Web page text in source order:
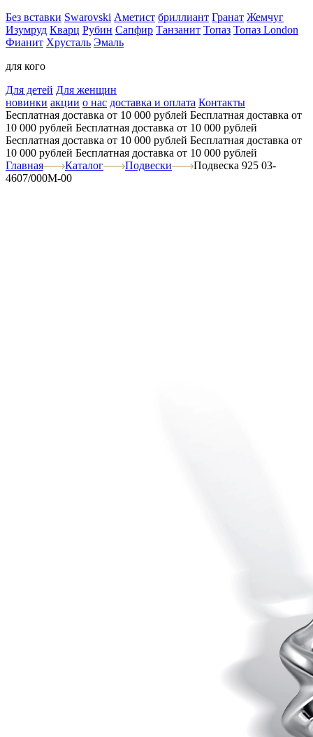
Без вставки Swarovski Аметист бриллиант Гранат Жемчуг
Изумруд Кварц Рубин Сапфир Танзанит Топаз Топаз London
Фианит Хрусталь Эмаль
для кого
Для детей Для женщин
новинки акции о нас доставка и оплата Контакты
Бесплатная доставка от 10 000 рублей Бесплатная доставка от
10 000 рублей Бесплатная доставка от 10 000 рублей
Бесплатная доставка от 10 000 рублей Бесплатная доставка от
10 000 рублей Бесплатная доставка от 10 000 рублей
Главная
Каталог Подвески
Подвеска 925 03-
4607/000М-00